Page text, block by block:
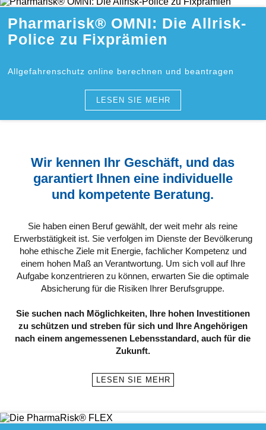
Pharmarisk® OMNI: Die Allrisk-
Police zu Fixprämien
Allgefahrenschutz online berechnen und beantragen
LESEN SIE MEHR
Wir kennen Ihr Geschäft, und das
garantiert Ihnen eine individuelle
und kompetente Beratung.
Sie haben einen Beruf gewählt, der weit mehr als reine
Erwerbstätigkeit ist. Sie verfolgen im Dienste der Bevölkerung
hohe ethische Ziele mit Energie, fachlicher Kompetenz und
einem hohen Maß an Verantwortung. Um sich voll auf Ihre
Aufgabe konzentrieren zu können, erwarten Sie die optimale
Absicherung für die Risiken Ihrer Berufsgruppe.
Sie suchen nach Möglichkeiten, Ihre hohen Investitionen
zu schützen und streben für sich und Ihre Angehörigen
nach einem angemessenen Lebensstandard, auch für die
Zukunft.
LESEN SIE MEHR